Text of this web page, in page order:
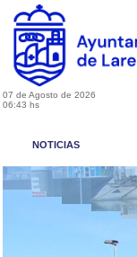
07 de Agosto de 2026
06:43 hs
NOTICIAS